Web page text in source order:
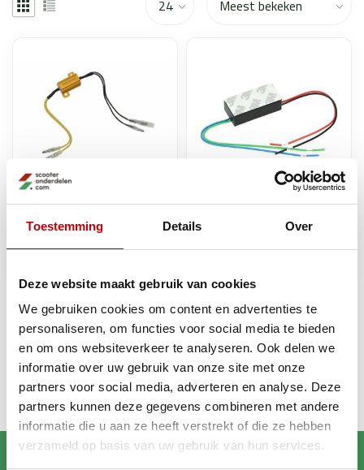
Toestemming Details Over
Deze website maakt gebruik van cookies
We gebruiken cookies om content en advertenties te
personaliseren, om functies voor social media te bieden
en om ons websiteverkeer te analyseren. Ook delen we
informatie over uw gebruik van onze site met onze
partners voor social media, adverteren en analyse. Deze
partners kunnen deze gegevens combineren met andere
informatie die u aan ze heeft verstrekt of die ze hebben
verzameld op basis van uw gebruik van hun services.
weerstand led (voor 2
knipperlichten) DMP
€9,89
leverancier
weerstand led +
DMP=op=op
leverancier
Recent bekeken